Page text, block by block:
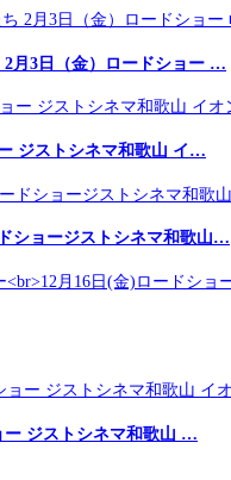
2月3日（金）ロードショー …
ジストシネマ和歌山 イ…
ショージストシネマ和歌山…
ー ジストシネマ和歌山 …